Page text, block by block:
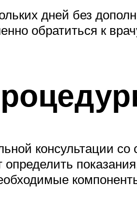
дней без
обратиться к
консультации